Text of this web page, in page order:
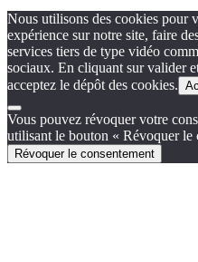
Nous utilisons des cookies pour
expérience sur notre site, faire
services tiers de type vidéo
sociaux. En cliquant sur valider
acceptez le dépôt des cookies.
Vous pouvez révoquer votre
utilisant le bouton « Révoquer le
Révoquer le consentement